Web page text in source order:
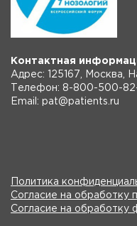
Контактная
Адрес: 125167, Москва,
Телефон: 8-800-500-
Email: pat@patients.ru
Политика
Согласие на обработку
Согласие на обработку